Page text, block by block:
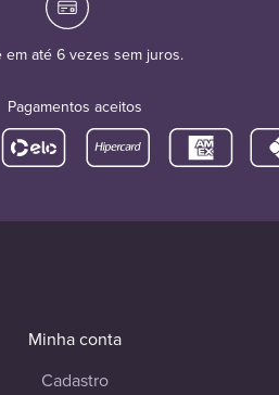
em até 6 vezes sem juros.
Pagamentos aceitos
Minha conta
Cadastro